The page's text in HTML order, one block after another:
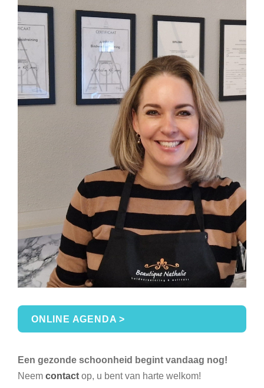
ONLINE AGENDA >
Een gezonde schoonheid begint vandaag nog!
Neem contact op, u bent van harte welkom!